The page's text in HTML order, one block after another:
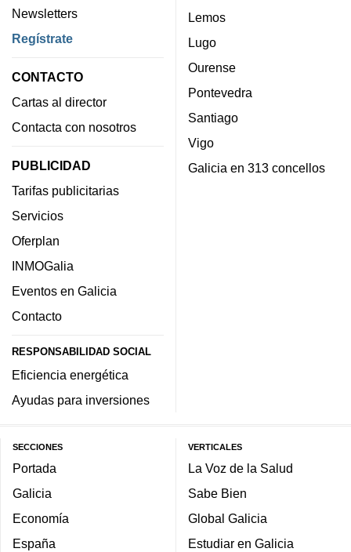
Newsletters
Regístrate
CONTACTO
Cartas al director
Contacta con nosotros
PUBLICIDAD
Tarifas publicitarias
Servicios
Oferplan
INMOGalia
Eventos en Galicia
Contacto
RESPONSABILIDAD SOCIAL
Eficiencia energética
Ayudas para inversiones
Lemos
Lugo
Ourense
Pontevedra
Santiago
Vigo
Galicia en 313 concellos
SECCIONES
Portada
Galicia
Economía
España
VERTICALES
La Voz de la Salud
Sabe Bien
Global Galicia
Estudiar en Galicia